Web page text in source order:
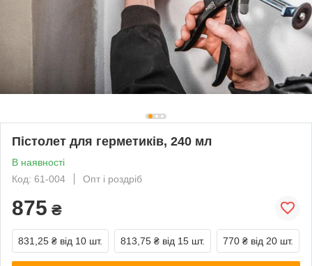
Пістолет для герметиків, 240 мл
В наявності
Код: 61-004
Опт і роздріб
875 ₴
831,25 ₴ від 10 шт. 813,75 ₴ від 15 шт. 770 ₴ від 20 шт.